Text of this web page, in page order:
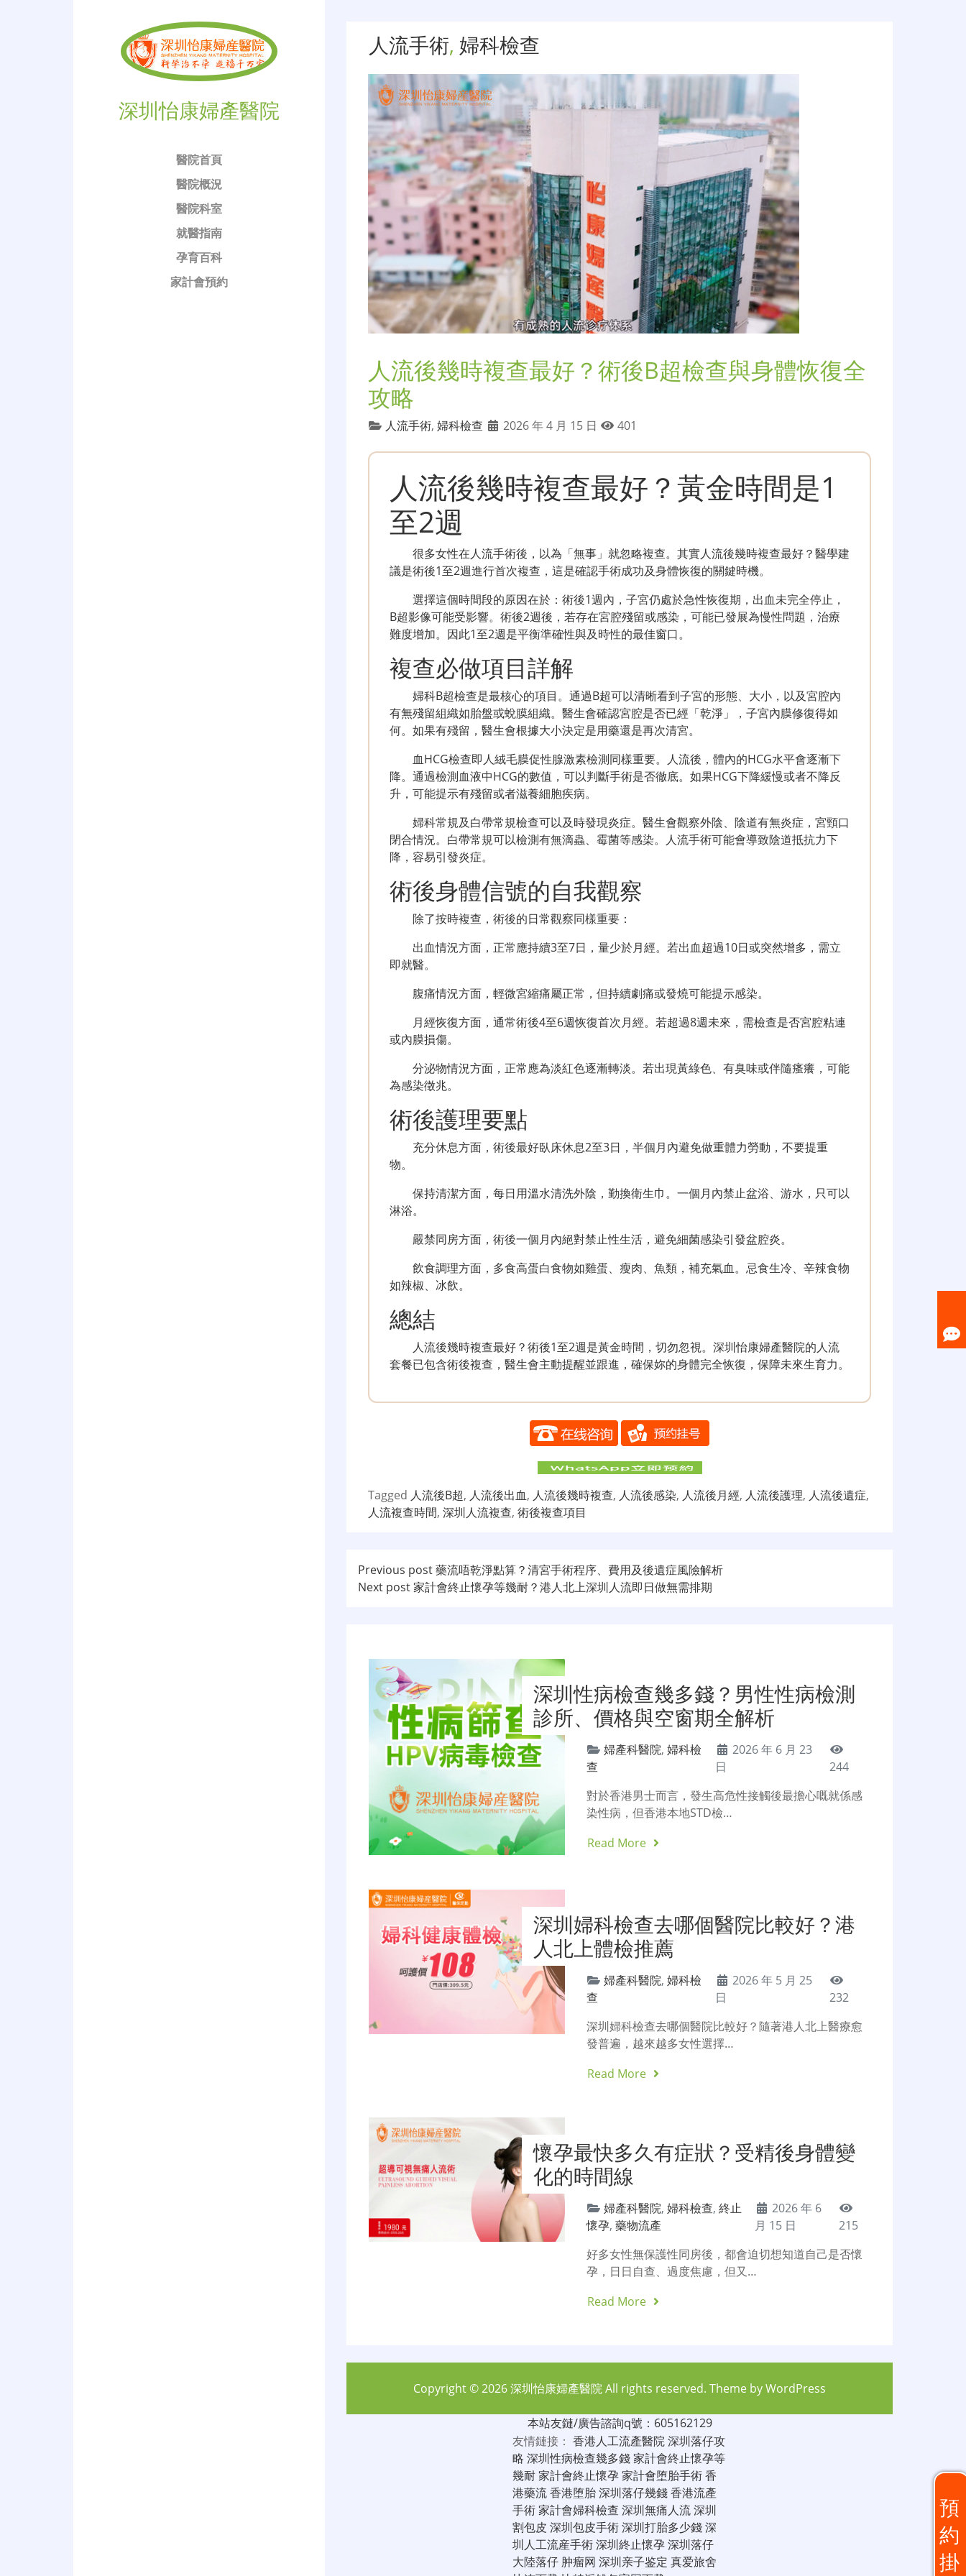
深圳怡康婦產醫院
醫院首頁
醫院概況
醫院科室
就醫指南
孕育百科
家計會預約
人流手術, 婦科檢查
人流後幾時複查最好？術後B超檢查與身體恢復全
攻略
人流手術, 婦科檢查 2026 年 4 月 15 日 401
人流後幾時複查最好？黃金時間是1
至2週
很多女性在人流手術後，以為「無事」就忽略複查。其實人流後幾時複查最好？醫學建
議是術後1至2週進行首次複查，這是確認手術成功及身體恢復的關鍵時機。
選擇這個時間段的原因在於：術後1週內，子宮仍處於急性恢復期，出血未完全停止，
B超影像可能受影響。術後2週後，若存在宮腔殘留或感染，可能已發展為慢性問題，治療
難度增加。因此1至2週是平衡準確性與及時性的最佳窗口。
複查必做項目詳解
婦科B超檢查是最核心的項目。通過B超可以清晰看到子宮的形態、大小，以及宮腔內
有無殘留組織如胎盤或蛻膜組織。醫生會確認宮腔是否已經「乾淨」，子宮內膜修復得如
何。如果有殘留，醫生會根據大小決定是用藥還是再次清宮。
血HCG檢查即人絨毛膜促性腺激素檢測同樣重要。人流後，體內的HCG水平會逐漸下
降。通過檢測血液中HCG的數值，可以判斷手術是否徹底。如果HCG下降緩慢或者不降反
升，可能提示有殘留或者滋養細胞疾病。
婦科常規及白帶常規檢查可以及時發現炎症。醫生會觀察外陰、陰道有無炎症，宮頸口
閉合情況。白帶常規可以檢測有無滴蟲、霉菌等感染。人流手術可能會導致陰道抵抗力下
降，容易引發炎症。
術後身體信號的自我觀察
除了按時複查，術後的日常觀察同樣重要：
出血情況方面，正常應持續3至7日，量少於月經。若出血超過10日或突然增多，需立
即就醫。
腹痛情況方面，輕微宮縮痛屬正常，但持續劇痛或發燒可能提示感染。
月經恢復方面，通常術後4至6週恢復首次月經。若超過8週未來，需檢查是否宮腔粘連
或內膜損傷。
分泌物情況方面，正常應為淡紅色逐漸轉淡。若出現黃綠色、有臭味或伴隨瘙癢，可能
為感染徵兆。
術後護理要點
充分休息方面，術後最好臥床休息2至3日，半個月內避免做重體力勞動，不要提重
物。
保持清潔方面，每日用溫水清洗外陰，勤換衛生巾。一個月內禁止盆浴、游水，只可以
淋浴。
嚴禁同房方面，術後一個月內絕對禁止性生活，避免細菌感染引發盆腔炎。
飲食調理方面，多食高蛋白食物如雞蛋、瘦肉、魚類，補充氣血。忌食生冷、辛辣食物
如辣椒、冰飲。
總結
人流後幾時複查最好？術後1至2週是黃金時間，切勿忽視。深圳怡康婦產醫院的人流
套餐已包含術後複查，醫生會主動提醒並跟進，確保妳的身體完全恢復，保障未來生育力。
Tagged 人流後B超, 人流後出血, 人流後幾時複查, 人流後感染, 人流後月經, 人流後護理, 人流後遺症,
人流複查時間, 深圳人流複查, 術後複查項目
文
章
航
Previous post藥流唔乾淨點算？清宮手術程序、費用及後遺症風險解析
Next post家計會終止懷孕等幾耐？港人北上深圳人流即日做無需排期
深圳性病檢查幾多錢？男性性病檢測
診所、價格與空窗期全解析
婦產科醫院,婦科檢
查
2026 年 6 月 23
日
244
對於香港男士而言，發生高危性接觸後最擔心嘅就係感
染性病，但香港本地STD檢…
Read More
深圳婦科檢查去哪個醫院比較好？港
人北上體檢推薦
婦產科醫院,婦科檢
查
2026 年 5 月 25
日
232
深圳婦科檢查去哪個醫院比較好？隨著港人北上醫療愈
發普遍，越來越多女性選擇…
Read More
懷孕最快多久有症狀？受精後身體變
化的時間線
婦產科醫院,婦科檢查,終止
懷孕,藥物流產
2026 年 6
月 15 日
215
好多女性無保護性同房後，都會迫切想知道自己是否懷
孕，日日自查、過度焦慮，但又…
Read More
預
約
掛
Copyright © 2026深圳怡康婦產醫院All rights reserved. Theme byWordPress
本站友鏈/廣告諮詢q號：605162129
友情鏈接： 香港人工流產醫院深圳落仔攻
略 深圳性病檢查幾多錢家計會終止懷孕等
幾耐家計會終止懷孕家計會堕胎手術香
港藥流香港堕胎深圳落仔幾錢香港流產
手術家計會婦科檢查 深圳無痛人流深圳
割包皮 深圳包皮手術深圳打胎多少錢深
圳人工流産手術深圳終止懷孕深圳落仔
大陸落仔 肿瘤网 深圳亲子鉴定 真爱旅舍